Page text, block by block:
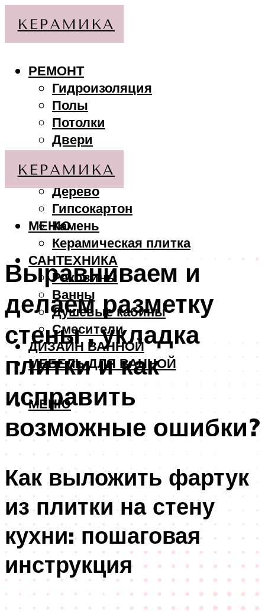
РЕМОНТ
Гидроизоляция
Полы
Потолки
Двери
МАТЕРИАЛЫ
Дерево
Гипсокартон
Камень
Керамическая плитка
САНТЕХНИКА
Раковины
Ванны
Душевые кабины
Смесители
ДИЗАЙН ВАННОЙ
МЕБЕЛЬ ДЛЯ ВАННОЙ
МЕНЮ
МЕНЮ
Выравниваем и
делаем разметку
стены , укладка
плитки и как
исправить
возможные ошибки?
Как выложить фартук
из плитки на стену
кухни: пошаговая
инструкция